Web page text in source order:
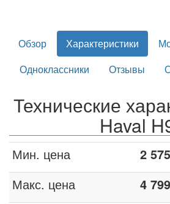
Обзор Характеристики
Одноклассники
Отзывы
Технические
Haval
Мин. цена 2
Макс. цена 4